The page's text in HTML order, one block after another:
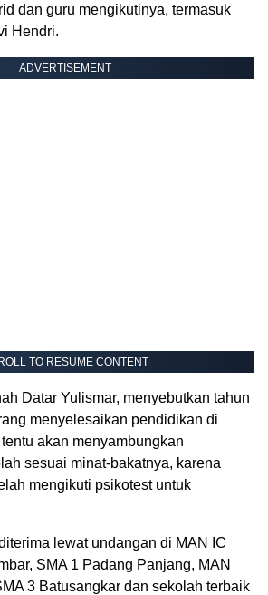
dan guru mengikutinya, termasuk
Hendri.
ADVERTISEMENT
TO RESUME CONTENT
Datar Yulismar, menyebutkan tahun
menyelesaikan pendidikan di
akan menyambungkan
sesuai minat-bakatnya, karena
mengikuti psikotest untuk
lewat undangan di MAN IC
SMA 1 Padang Panjang, MAN
3 Batusangkar dan sekolah terbaik